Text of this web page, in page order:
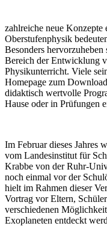
zahlreiche neue
Oberstufenphysik
Besonders
Bereich der Entwicklung
Physikunterricht. Viele
Homepage zum
didaktisch wertvolle
Hause oder in Prüfungen
Im Februar dieses Jahres
vom Landesinstitut für
Krabbe von der Ruhr-
noch einmal vor der
hielt im Rahmen dieser
Vortrag vor Eltern,
verschiedenen
Exoplaneten entdeckt